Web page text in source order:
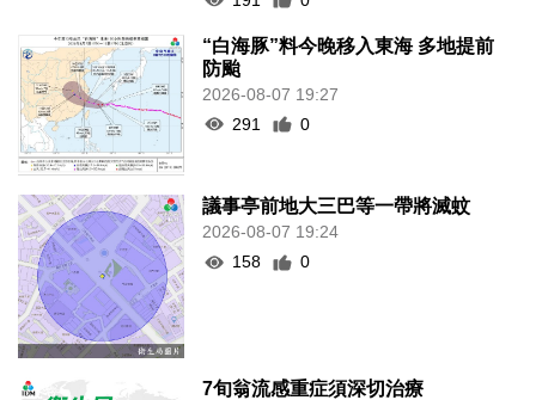
“白海豚”料今晚移入東海 多地提前
防颱
2026-08-07 19:27
291
0
議事亭前地大三巴等一帶將滅蚊
2026-08-07 19:24
158
0
7旬翁流感重症須深切治療